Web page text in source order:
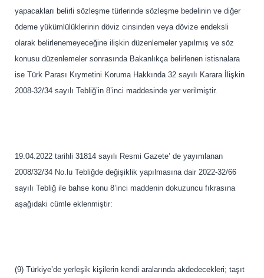
yapacakları belirli sözleşme türlerinde sözleşme bedelinin ve diğer
ödeme yükümlülüklerinin döviz cinsinden veya dövize endeksli
olarak belirlenemeyeceğine ilişkin düzenlemeler yapılmış ve söz
konusu düzenlemeler sonrasında Bakanlıkça belirlenen istisnalara
ise Türk Parası Kıymetini Koruma Hakkında 32 sayılı Karara İlişkin
2008-32/34 sayılı Tebliğ’in 8’inci maddesinde yer verilmiştir.
19.04.2022 tarihli 31814 sayılı Resmi Gazete’ de yayımlanan
2008/32/34 No.lu Tebliğde değişiklik yapılmasına dair 2022-32/66
sayılı Tebliğ ile bahse konu 8’inci maddenin dokuzuncu fıkrasına
aşağıdaki cümle eklenmiştir:
(9) Türkiye’de yerleşik kişilerin kendi aralarında akdedecekleri; taşıt